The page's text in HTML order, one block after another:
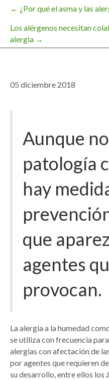
de
entradas
← ¿Por qué el asma y las
Los alérgenos necesitan
alergia →
05 diciembre 2018
Aunque
patología
hay
que
agentes
provocan.
La alergia a la humedad
se utiliza con frecuencia
alergias con afectación de
por agentes que requieren
su desarrollo, entre ellos los